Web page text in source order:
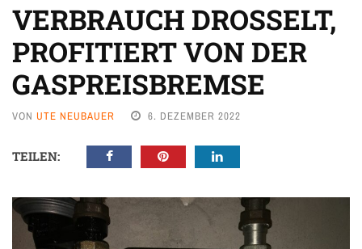
VERBRAUCH DROSSELT,
PROFITIERT VON DER
GASPREISBREMSE
VON UTE NEUBAUER 6. DEZEMBER 2022
TEILEN: